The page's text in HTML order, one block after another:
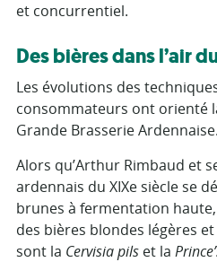
et concurrentiel.
Des bières dans l’air
Les évolutions des
consommateurs ont orienté
Grande Brasserie Ardennaise.
Alors qu’Arthur Rimbaud et
ardennais du XIXe siècle se
brunes à fermentation
des bières blondes légères
sont la Cervisia pilset la